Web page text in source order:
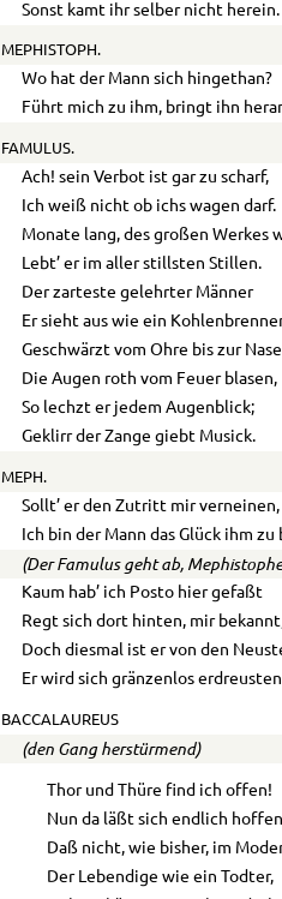
Sonst kamt ihr selber nicht herein.
MEPHISTOPH.
Wo hat der Mann sich hingethan?
Führt mich zu ihm, bringt ihn
FAMULUS.
Ach! sein Verbot ist gar zu scharf,
Ich weiß nicht ob ichs wagen darf.
Monate lang, des großen Werkes
Lebt’ er im aller stillsten Stillen.
Der zarteste gelehrter Männer
Er sieht aus wie ein
Geschwärzt vom Ohre bis zur
Die Augen roth vom Feuer blasen,
So lechzt er jedem Augenblick;
Geklirr der Zange giebt Musick.
MEPH.
Sollt’ er den Zutritt mir verneinen,
Ich bin der Mann das Glück ihm
(Der Famulus geht ab,
Kaum hab’ ich Posto hier gefaßt
Regt sich dort hinten, mir
Doch diesmal ist er von den
Er wird sich gränzenlos
BACCALAUREUS
(den Gang herstürmend)
Thor und Thüre find ich offen!
Nun da läßt sich endlich
Daß nicht, wie bisher, im
Der Lebendige wie ein Todter,